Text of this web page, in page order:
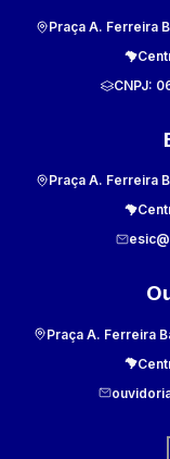
Praça A. Ferreira
CNPJ:
Praça A. Ferreira
Praça A. Ferreira